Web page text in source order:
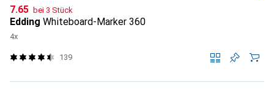
CHF
7.65 bei 3 Stück
Edding Whiteboard-Marker 360
4x
139